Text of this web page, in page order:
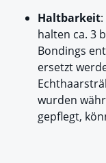
Haltbarkeit
halten ca. 3
Bondings
ersetzt
wurden
gepflegt,